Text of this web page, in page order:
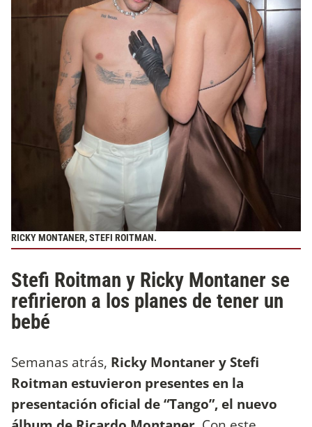
RICKY MONTANER, STEFI ROITMAN.
Stefi Roitman y Ricky Montaner se
refirieron a los planes de tener un
bebé
Semanas atrás, Ricky Montaner y Stefi
Roitman estuvieron presentes en la
presentación oficial de “Tango”, el nuevo